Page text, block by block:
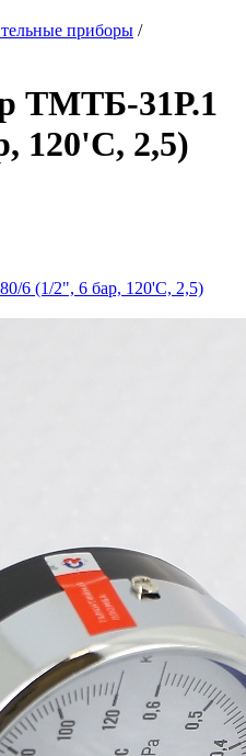
приборы /
ТМТБ-31Р.1
120'С, 2,5)